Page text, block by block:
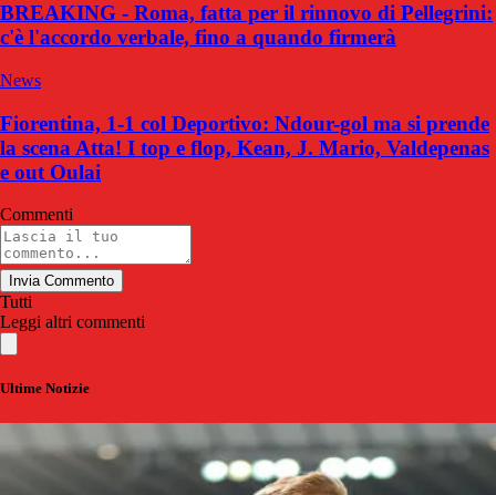
BREAKING - Roma, fatta per il rinnovo di Pellegrini:
c'è l'accordo verbale, fino a quando firmerà
News
Fiorentina, 1-1 col Deportivo: Ndour-gol ma si prende
la scena Atta! I top e flop, Kean, J. Mario, Valdepenas
e out Oulai
Commenti
Invia Commento
Tutti
Leggi altri commenti
Ultime Notizie